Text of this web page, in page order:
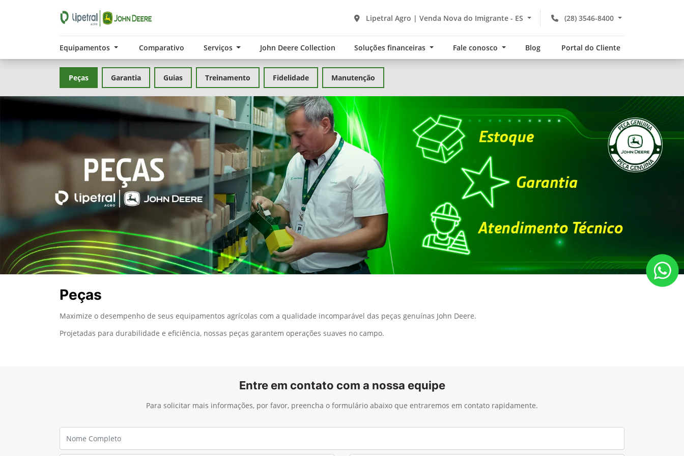
(28) 3546-8400
Lipetral Agro | Venda Nova do Imigrante - ES
Equipamentos Comparativo Serviços John Deere Collection Soluções financeiras Fale conosco Blog Portal do Cliente
Peças Garantia Guias Treinamento Fidelidade Manutenção
Peças
Maximize o desempenho de seus equipamentos agrícolas com a qualidade incomparável das peças genuínas John Deere.
Projetadas para durabilidade e eficiência, nossas peças garantem operações suaves no campo.
Entre em contato com a nossa equipe
Para solicitar mais informações, por favor, preencha o formulário abaixo que entraremos em contato rapidamente.